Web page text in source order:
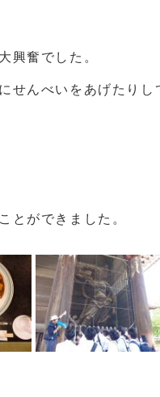
興奮でした。
んべいをあげたりし
とができました。